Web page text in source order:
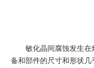
敏化晶间腐蚀发生
备和部件的尺寸和形状